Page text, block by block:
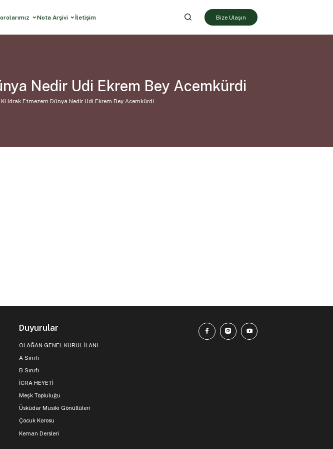
Nota Arşivi İletişim Bize Ulaşın
Nedir Udi Ekrem Bey Acemkürdi
Idrak Etmezem Dünya Nedir Udi Ekrem Bey Acemkürdi
Duyurular
OLAĞAN GENEL KURUL İLANI
A Sınıfı
B Sınıfı
İCRA HEYETİ
Meşk Topluluğu
Üsküdar Musiki Gönüllüleri
Çocuk Korosu
Keman Dersleri